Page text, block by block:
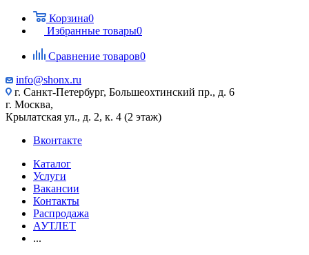
Корзина0
Избранные товары0
Сравнение товаров0
info@shonx.ru
г. Санкт-Петербург, Большеохтинский пр., д. 6
г. Москва,
Крылатская ул., д. 2, к. 4 (2 этаж)
Вконтакте
Каталог
Услуги
Вакансии
Контакты
Распродажа
АУТЛЕТ
...